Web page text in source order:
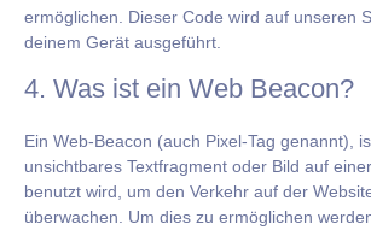
ermöglichen. Dieser Code wird auf unseren
deinem Gerät ausgeführt.
4. Was ist ein Web Beacon?
Ein Web-Beacon (auch Pixel-Tag genannt),
unsichtbares Textfragment oder Bild auf
benutzt wird, um den Verkehr auf der
überwachen. Um dies zu ermöglichen